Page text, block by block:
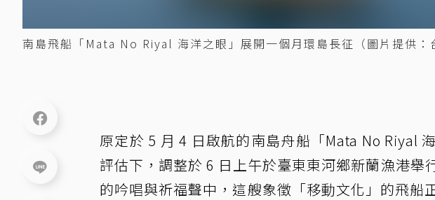
南島飛船「Mata No Riyal 海洋之眼」展開一個月環島長征（圖片提供：
原定於 5 月 4 日啟航的南島舟船「Mata No Riyal
評估下，調整於 6 日上午於臺東東河鄉新蘭漁港舉
的吟唱與祈福聲中，這艘象徵「移動文化」的飛船